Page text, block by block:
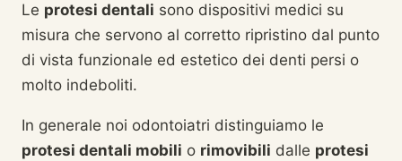
Le protesi dentali sono dispositivi medici su
misura che servono al corretto ripristino dal punto
di vista funzionale ed estetico dei denti persi o
molto indeboliti.
In generale noi odontoiatri distinguiamo le
protesi dentali mobili o rimovibili dalle protesi